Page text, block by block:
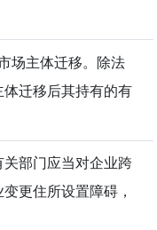
场主体迁移。除法
迁移后其持有的有
部门应当对企业跨
更住所设置障碍，